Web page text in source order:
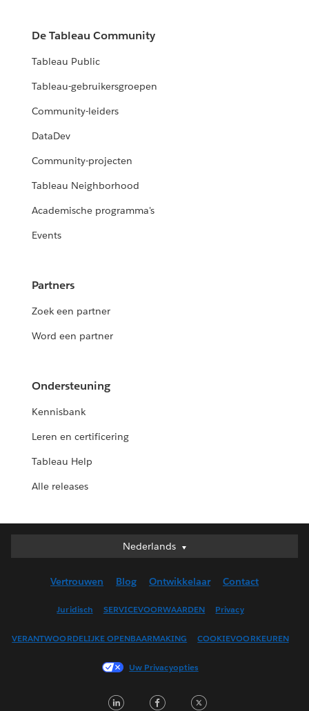
De Tableau Community
Tableau Public
Tableau-gebruikersgroepen
Community-leiders
DataDev
Community-projecten
Tableau Neighborhood
Academische programma's
Events
Partners
Zoek een partner
Word een partner
Ondersteuning
Kennisbank
Leren en certificering
Tableau Help
Alle releases
Nederlands
Nederlands
English (UK)
Français (Canada)
Français (France)
日本語
Vertrouwen Blog Ontwikkelaar Contact
Juridisch SERVICEVOORWAARDEN Privacy
VERANTWOORDELIJKE OPENBAARMAKING COOKIEVOORKEUREN
Uw Privacyopties
LinkedInFacebook